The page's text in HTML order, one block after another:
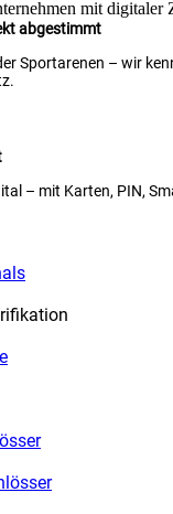
abgestimmt
Sportarenen – wir
– mit Karten, PIN,